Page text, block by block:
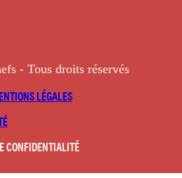
- Tous droits réservés
LÉGALES
CONFIDENTIALITÉ